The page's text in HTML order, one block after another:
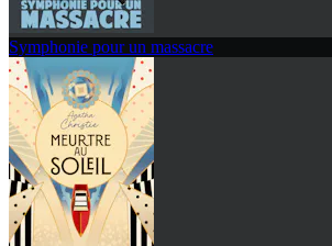
Symphonie pour un massacre